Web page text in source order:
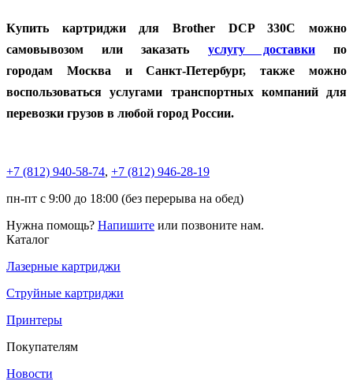
Купить картриджи для Brother DCP 330C можно
самовывозом или заказать услугу доставкипо
городам Москва и Санкт-Петербург, также можно
воспользоваться услугами транспортных компаний для
перевозки грузов в любой город России.
+7 (812) 940-58-74, +7 (812) 946-28-19
пн-пт с 9:00 до 18:00 (без перерыва на обед)
Нужна помощь? Напишите или позвоните нам.
Каталог
Лазерные картриджи
Струйные картриджи
Принтеры
Покупателям
Новости